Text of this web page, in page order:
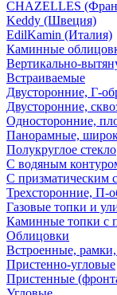
CHAZELLES
Keddy (Швеция)
EdilKamin (Италия)
Каминные
Вертикально-
Встраиваемые
Двусторонние, Г-
Двусторонние,
Односторонние,
Панорамные,
Полукруглое стекло
С водяным
С призматическим
Трехсторонние, П-
Газовые топки и
Каминные топки с
Облицовки
Встроенные,
Пристенно-угловые
Пристенные